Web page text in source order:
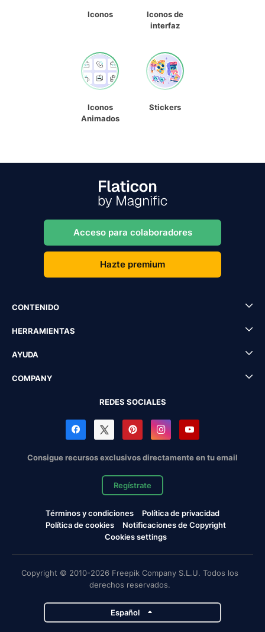
Iconos
Iconos de
interfaz
Iconos
Animados
Stickers
Acceso para colaboradores
Hazte premium
CONTENIDO
HERRAMIENTAS
AYUDA
COMPANY
REDES SOCIALES
Consigue recursos exclusivos directamente en tu email
Regístrate
Términos y condiciones
Política de privacidad
Política de cookies
Notificaciones de Copyright
Cookies settings
Copyright © 2010-2026 Freepik Company S.L.U. Todos los
derechos reservados.
Español